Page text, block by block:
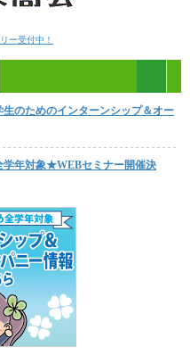
ー受付中！
のためのインターンシップ＆オー
学年対象★WEBセミナー開催決